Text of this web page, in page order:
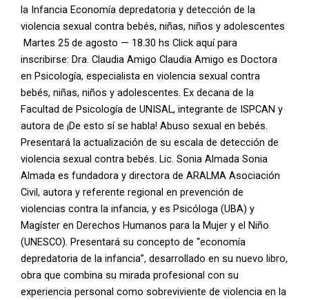
la Infancia Economía depredatoria y detección de la
violencia sexual contra bebés, niñas, niños y adolescentes
Martes 25 de agosto — 18.30 hs Click aquí para
inscribirse: Dra. Claudia Amigo Claudia Amigo es Doctora
en Psicología, especialista en violencia sexual contra
bebés, niñas, niños y adolescentes. Ex decana de la
Facultad de Psicología de UNISAL, integrante de ISPCAN y
autora de ¡De esto sí se habla! Abuso sexual en bebés.
Presentará la actualización de su escala de detección de
violencia sexual contra bebés. Lic. Sonia Almada Sonia
Almada es fundadora y directora de ARALMA Asociación
Civil, autora y referente regional en prevención de
violencias contra la infancia, y es Psicóloga (UBA) y
Magíster en Derechos Humanos para la Mujer y el Niño
(UNESCO). Presentará su concepto de “economía
depredatoria de la infancia”, desarrollado en su nuevo libro,
obra que combina su mirada profesional con su
experiencia personal como sobreviviente de violencia en la